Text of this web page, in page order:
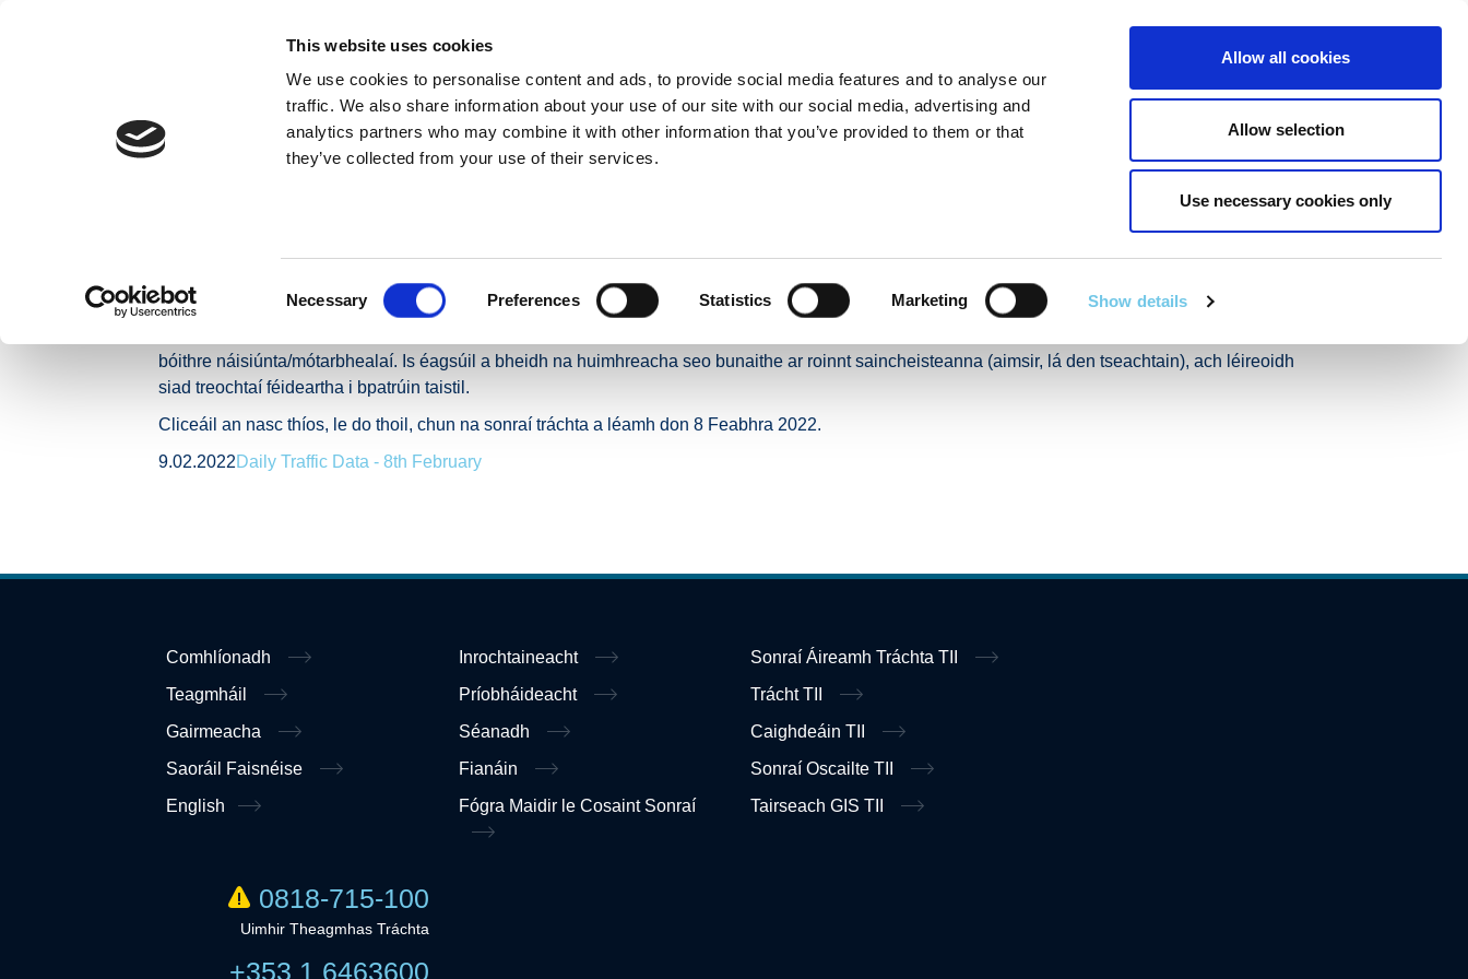
This website uses cookies
We use cookies to personalise content and ads, to provide social media features and to analyse our
traffic. We also share information about your use of our site with our social media, advertising and
analytics partners who may combine it with other information that you’ve provided to them or that
they’ve collected from your use of their services.
Necessary Preferences Statistics Marketing Show details
Allow all cookies
Allow selection
Use necessary cookies only
Linkedin
Twitter
MAIDIR LINNE NUACHT BÓITHRE & DOLA TAISTEAL GNÍOMHACH IOMPAR POIBLÍ SEIRBHÍSÍ EILE
Baile Preaseisiúintí Leibhéil Trácht Gluaisteán Laethúla ar fud Chréasán Bóithre Náisiúnta BIÉ - an 8 Feabhra 2022
Leibhéil Trácht Gluaisteán Laethúla ar fud Chréasán
Bóithre Náisiúnta BIÉ - an 8 Feabhra 2022
bóithre náisiúnta/mótarbhealaí. Is éagsúil a bheidh na huimhreacha seo bunaithe ar roinnt saincheisteanna (aimsir, lá den tseachtain), ach léireoidh
siad treochtaí féideartha i bpatrúin taistil.
Cliceáil an nasc thíos, le do thoil, chun na sonraí tráchta a léamh don 8 Feabhra 2022.
9.02.2022Daily Traffic Data - 8th February
Comhlíonadh
Teagmháil
Gairmeacha
Saoráil Faisnéise
English
Inrochtaineacht
Príobháideacht
Séanadh
Fianáin
Fógra Maidir le Cosaint Sonraí
Sonraí Áireamh Tráchta TII
Trácht TII
Caighdeáin TII
Sonraí Oscailte TII
Tairseach GIS TII
0818-715-100
Uimhir Theagmhas Tráchta
+353 1 6463600